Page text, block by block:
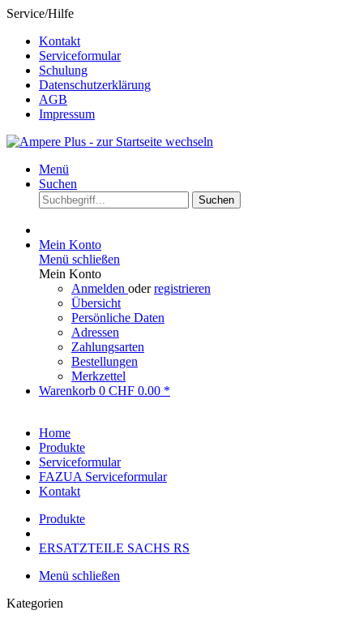
Service/Hilfe
Kontakt
Serviceformular
Schulung
Datenschutzerklärung
AGB
Impressum
Menü
Suchen
Suchen
Mein Konto
Menü schließen
Mein Konto
Anmelden oderregistrieren
Übersicht
Persönliche Daten
Adressen
Zahlungsarten
Bestellungen
Merkzettel
Warenkorb 0 CHF 0.00 *
Home
Produkte
Serviceformular
FAZUA Serviceformular
Kontakt
Produkte
ERSATZTEILE SACHS RS
Menü schließen
Kategorien